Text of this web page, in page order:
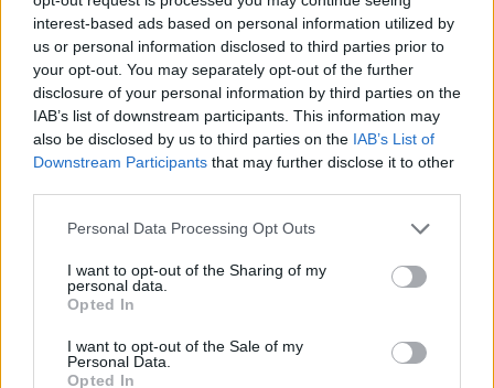
interest-based ads based on personal information utilized by
us or personal information disclosed to third parties prior to
your opt-out. You may separately opt-out of the further
disclosure of your personal information by third parties on the
IAB’s list of downstream participants. This information may
also be disclosed by us to third parties on the IAB’s List of
Downstream Participants that may further disclose it to other
Personal Data Processing Opt Outs
I want to opt-out of the Sharing of my
personal data.
Opted In
I want to opt-out of the Sale of my
Personal Data.
Opted In
da Erva
6/08/2026
5/08/2026